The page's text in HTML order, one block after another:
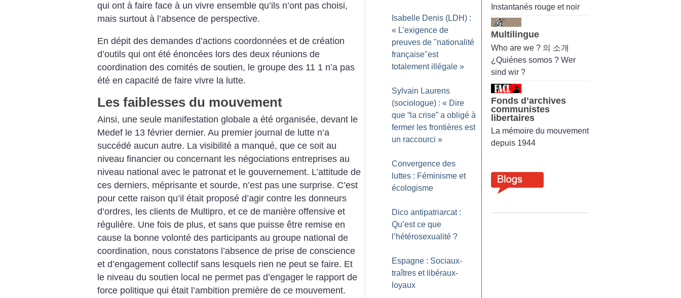
qui ont à faire face à un vivre ensemble qu’ils n’ont pas choisi,
mais surtout à l’absence de perspective.
En dépit des demandes d’actions coordonnées et de création
d’outils qui ont été énoncées lors des deux réunions de
coordination des comités de soutien, le groupe des 11 1 n’a pas
été en capacité de faire vivre la lutte.
Les faiblesses du mouvement
Ainsi, une seule manifestation globale a été organisée, devant le
Medef le 13 février dernier. Au premier journal de lutte n’a
succédé aucun autre. La visibilité a manqué, que ce soit au
niveau financier ou concernant les négociations entreprises au
niveau national avec le patronat et le gouvernement. L’attitude de
ces derniers, méprisante et sourde, n’est pas une surprise. C’est
pour cette raison qu’il était proposé d’agir contre les donneurs
d’ordres, les clients de Multipro, et ce de manière offensive et
régulière. Une fois de plus, et sans que puisse être remise en
cause la bonne volonté des participants au groupe national de
coordination, nous constatons l’absence de prise de conscience
et d’engagement collectif sans lesquels rien ne peut se faire. Et
le niveau du soutien local ne permet pas d’engager le rapport de
force politique qui était l’ambition première de ce mouvement.
Isabelle Denis (LDH) :
« L’exigence de
preuves de "nationalité
française"est
totalement illégale »
Sylvain Laurens
(sociologue) : « Dire
que “la crise” a obligé à
fermer les frontières est
un raccourci »
Convergence des
luttes : Féminisme et
écologisme
Dico antipatriarcat :
Qu’est ce que
l’hétérosexualité ?
Espagne : Sociaux-
traîtres et libéraux-
loyaux
Instantanés rouge et noir
Multilingue
Who are we ? 의 소개
¿Quiénes somos ? Wer
sind wir ?
Fonds d’archives
communistes
libertaires
La mémoire du mouvement
depuis 1944